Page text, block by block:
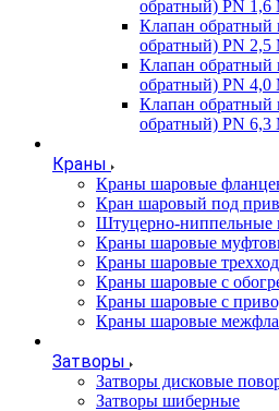
обратный) PN
Клапан обратный
обратный) PN
Клапан обратный
обратный) PN
Клапан обратный
обратный) PN
Краны
Краны шаровые
Кран шаровый под
Штуцерно-ниппельные
Краны шаровые
Краны шаровые
Краны шаровые с
Краны шаровые с
Краны шаровые
Затворы
Затворы дисковые
Затворы шиберные